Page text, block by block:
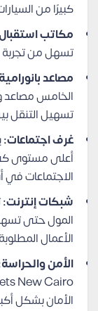
كبيرًا من
مكاتب
تسهل من تجربة
مصاعد
الخامس مصاعد
تسهيل التنقل
غرف اجتماعات:
أعلى مستوى
الاجتماعات
شبكات إنترنت:
المول حتى
الأعمال
الأمن
الأمان بشكل